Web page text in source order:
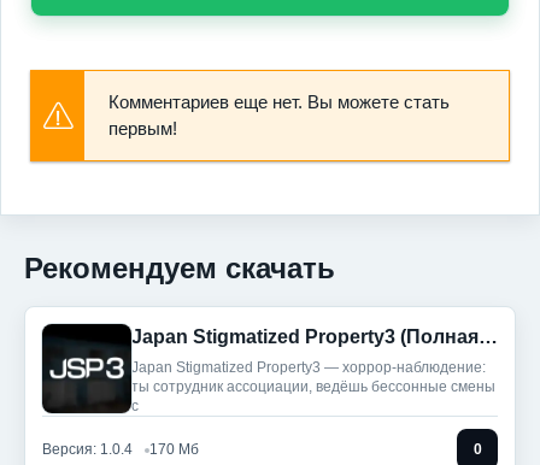
Комментариев еще нет. Вы можете стать
первым!
Рекомендуем скачать
Japan Stigmatized Property3 (Полная версия)
Japan Stigmatized Property3 — хоррор-наблюдение:
ты сотрудник ассоциации, ведёшь бессонные смены
с
Версия: 1.0.4 170 Мб 0